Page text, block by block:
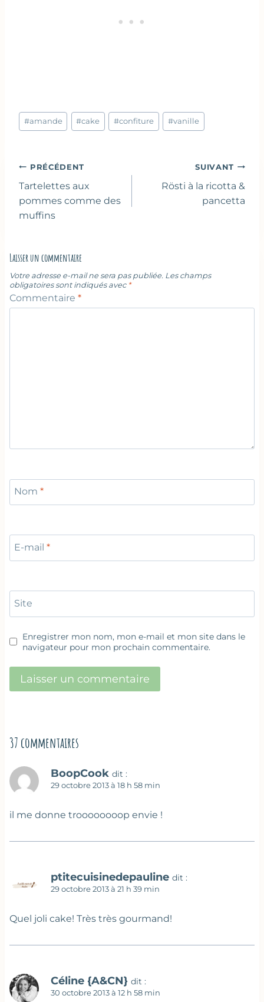
Étiquettes
de
#amande #cake #confiture #vanille
Navigation
de
l’article
PRÉCÉDENT
Tartelettes aux
pommes comme des
muffins
SUIVANT
Rösti à la ricotta &
pancetta
Laisser un commentaire
Votre adresse e-mail ne sera pas publiée. Les champs
obligatoires sont indiqués avec *
Commentaire *
Nom *
E-mail *
Site
Enregistrer mon nom, mon e-mail et mon site dans le
navigateur pour mon prochain commentaire.
37 commentaires
BoopCook dit :
29 octobre 2013 à 18 h 58 min
il me donne troooooooop envie !
ptitecuisinedepauline dit :
29 octobre 2013 à 21 h 39 min
Quel joli cake! Très très gourmand!
Céline {A&CN} dit :
30 octobre 2013 à 12 h 58 min